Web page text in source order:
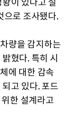
이 있다고 설
으로 조사됐다.
량을 감지하는
혔다. 특히 시
에 대한 감속
고 있다. 포드
위한 설계라고